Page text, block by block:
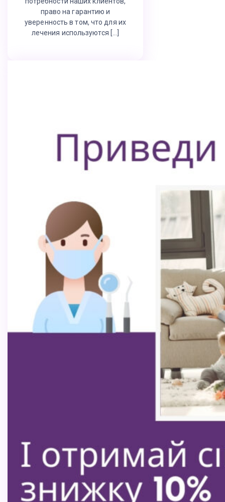
право на гарантию и
уверенность в том, что для их
лечения используются […]